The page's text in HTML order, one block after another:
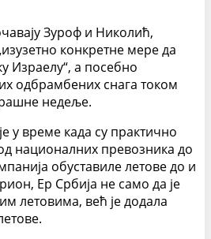
Зуроф и Николић,
конкретне мере да
Израелу“, а посебно
одбрамбених снага током
недеље.
у време када су практично
националних превозника до
обуставиле летове до и
Ер Србија не само да је
летовима, већ је додала